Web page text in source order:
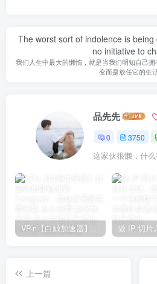
The worst sort of indolence is
no initiative to
我们人生中最大的懒惰，就是当我们明知自己
变而是放任它的生
品先先
0 3750
这家伙很懒，什
VP-n【白鲸加速器】在国内也能刷油管、Instagram，我送你无限免费流量 永久免费-知名技术官-品小先项目发源地
上一篇